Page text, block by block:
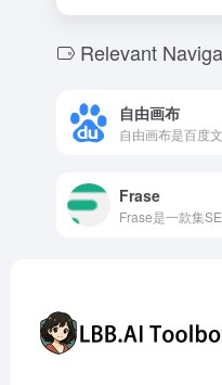
Relevant
自由画布
Frase